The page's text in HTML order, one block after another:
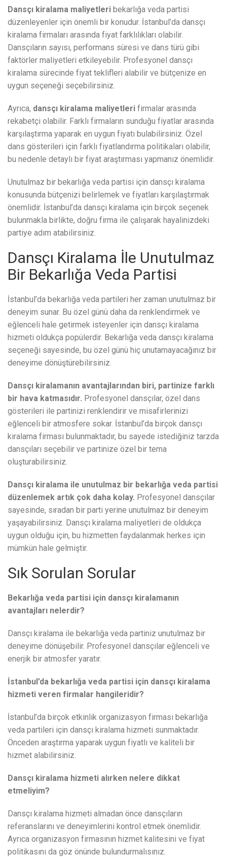
Dansçı kiralama maliyetleri bekarlığa veda partisi
düzenleyenler için önemli bir konudur. İstanbul’da dansçı
kiralama firmaları arasında fiyat farklılıkları olabilir.
Dansçıların sayısı, performans süresi ve dans türü gibi
faktörler maliyetleri etkileyebilir. Profesyonel dansçı
kiralama sürecinde fiyat teklifleri alabilir ve bütçenize en
uygun seçeneği seçebilirsiniz.
Ayrıca, dansçı kiralama maliyetleri firmalar arasında
rekabetçi olabilir. Farklı firmaların sunduğu fiyatlar arasında
karşılaştırma yaparak en uygun fiyatı bulabilirsiniz. Özel
dans gösterileri için farklı fiyatlandırma politikaları olabilir,
bu nedenle detaylı bir fiyat araştırması yapmanız önemlidir.
Unutulmaz bir bekarlığa veda partisi için dansçı kiralama
konusunda bütçenizi belirlemek ve fiyatları karşılaştırmak
önemlidir. İstanbul’da dansçı kiralama için birçok seçenek
bulunmakla birlikte, doğru firma ile çalışarak hayalinizdeki
partiye adım atabilirsiniz.
Dansçı Kiralama İle Unutulmaz
Bir Bekarlığa Veda Partisi
İstanbul’da bekarlığa veda partileri her zaman unutulmaz bir
deneyim sunar. Bu özel günü daha da renklendirmek ve
eğlenceli hale getirmek isteyenler için dansçı kiralama
hizmeti oldukça popülerdir. Bekarlığa veda dansçı kiralama
seçeneği sayesinde, bu özel günü hiç unutamayacağınız bir
deneyime dönüştürebilirsiniz.
Dansçı kiralamanın avantajlarından biri, partinize farklı
bir hava katmasıdır. Profesyonel dansçılar, özel dans
gösterileri ile partinizi renklendirir ve misafirlerinizi
eğlenceli bir atmosfere sokar. İstanbul’da birçok dansçı
kiralama firması bulunmaktadır, bu sayede istediğiniz tarzda
dansçıları seçebilir ve partinize özel bir tema
oluşturabilirsiniz.
Dansçı kiralama ile unutulmaz bir bekarlığa veda partisi
düzenlemek artık çok daha kolay. Profesyonel dansçılar
sayesinde, sıradan bir parti yerine unutulmaz bir deneyim
yaşayabilirsiniz. Dansçı kiralama maliyetleri de oldukça
uygun olduğu için, bu hizmetten faydalanmak herkes için
mümkün hale gelmiştir.
Sık Sorulan Sorular
Bekarlığa veda partisi için dansçı kiralamanın
avantajları nelerdir?
Dansçı kiralama ile bekarlığa veda partiniz unutulmaz bir
deneyime dönüşebilir. Profesyonel dansçılar eğlenceli ve
enerjik bir atmosfer yaratır.
İstanbul’da bekarlığa veda partisi için dansçı kiralama
hizmeti veren firmalar hangileridir?
İstanbul’da birçok etkinlik organizasyon firması bekarlığa
veda partileri için dansçı kiralama hizmeti sunmaktadır.
Önceden araştırma yaparak uygun fiyatlı ve kaliteli bir
hizmet alabilirsiniz.
Dansçı kiralama hizmeti alırken nelere dikkat
etmeliyim?
Dansçı kiralama hizmeti almadan önce dansçıların
referanslarını ve deneyimlerini kontrol etmek önemlidir.
Ayrıca organizasyon firmasının hizmet kalitesini ve fiyat
politikasını da göz önünde bulundurmalısınız.